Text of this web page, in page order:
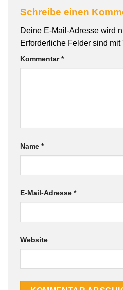
Schreibe einen
Deine E-Mail-Adresse wird
Erforderliche Felder sind mit
Kommentar*
Name *
E-Mail-Adresse *
Website